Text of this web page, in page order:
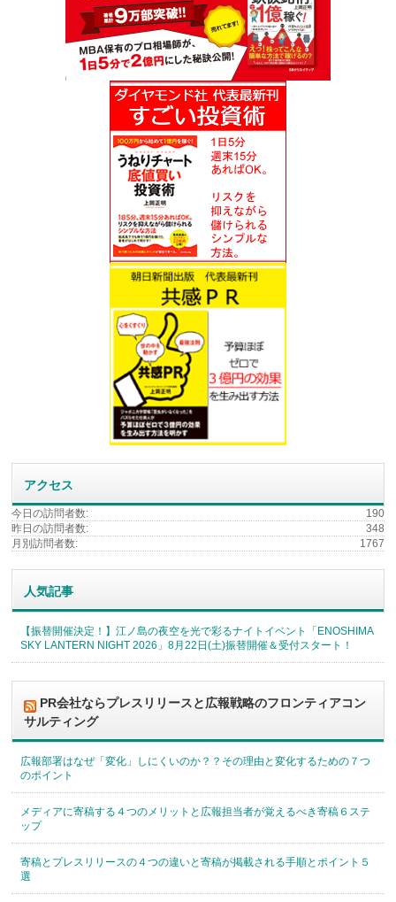
アクセス
190
今日の訪問者数:
348
昨日の訪問者数:
1767
月別訪問者数:
人気記事
【振替開催決定！】江ノ島の夜空を光で彩るナイトイベント「ENOSHIMA
SKY LANTERN NIGHT 2026」8月22日(土)振替開催＆受付スタート！
PR会社ならプレスリリースと広報戦略のフロンティアコン
サルティング
広報部署はなぜ「変化」しにくいのか？？その理由と変化するための７つ
のポイント
メディアに寄稿する４つのメリットと広報担当者が覚えるべき寄稿６ステ
ップ
寄稿とプレスリリースの４つの違いと寄稿が掲載される手順とポイント５
選